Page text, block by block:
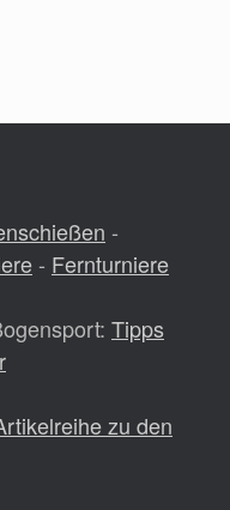
-
- Fernturniere
Tipps
zu den